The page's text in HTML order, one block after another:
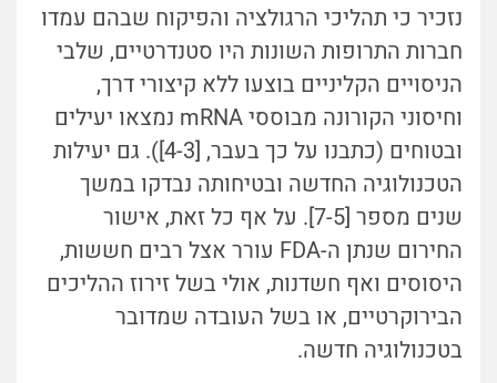
נזכיר כי תהליכי הרגולציה והפיקוח שבהם עמדו
חברות התרופות השונות היו סטנדרטיים, שלבי
הניסויים הקליניים בוצעו ללא קיצורי דרך,
וחיסוני הקורונה מבוססי mRNA נמצאו יעילים
ובטוחים (כתבנו על כך בעבר, [4-3]). גם יעילות
הטכנולוגיה החדשה ובטיחותה נבדקו במשך
שנים מספר [7-5]. על אף כל זאת, אישור
החירום שנתן ה-FDA עורר אצל רבים חששות,
היסוסים ואף חשדנות, אולי בשל זירוז ההליכים
הבירוקרטיים, או בשל העובדה שמדובר
בטכנולוגיה חדשה.